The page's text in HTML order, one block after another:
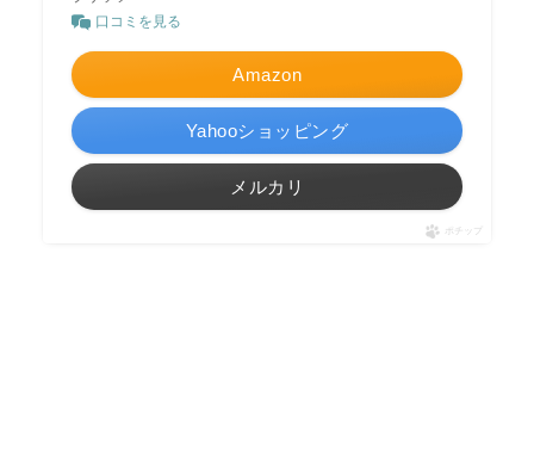
口コミを見る
Amazon
Yahooショッピング
メルカリ
ポチップ